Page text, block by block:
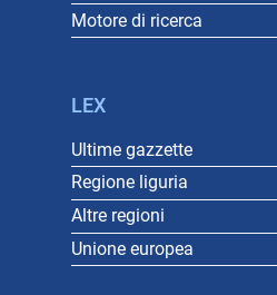
Motore di ricerca
LEX
Ultime gazzette
Regione liguria
Altre regioni
Unione europea